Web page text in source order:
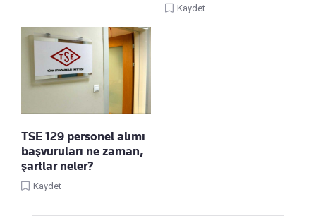
Kaydet
TSE 129 personel alımı
başvuruları ne zaman,
şartlar neler?
Kaydet